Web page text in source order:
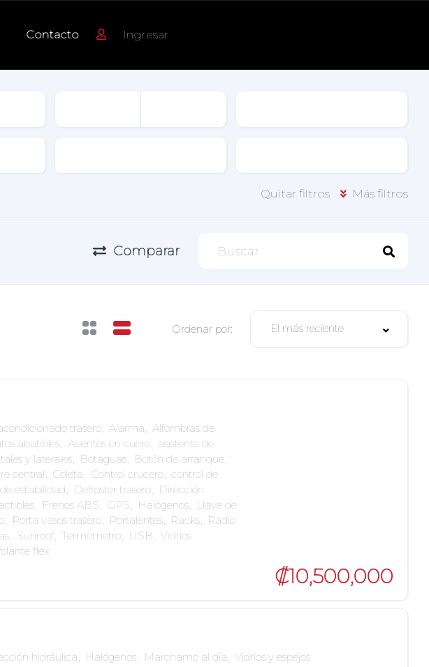
Contacto Ingresar
Quitar filtros Más filtros
Comparar
Ordenar por: El más reciente
trasero, Alarma, Alfombras de
abatibles, Asientos en cuero, asistente de
y laterales, Botaguas, Botón de arranque,
central, Coleta, Control crucero, control de
estabilidad, Defroster trasero, Dirección
, Frenos ABS, GPS, Halógenos, Llave de
, Porta vasos trasero, Portalentes, Racks, Radio
, Sunroof, Termómetro, USB, Vidrios
flex
₡10,500,000
hidráulica, Halógenos, Marchamo al día, Vidrios y espejos